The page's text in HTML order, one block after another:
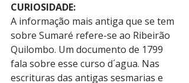
CURIOSIDADE:
A informação mais antiga que se tem
sobre Sumaré refere-se ao Ribeirão
Quilombo. Um documento de 1799
fala sobre esse curso d´agua. Nas
escrituras das antigas sesmarias e